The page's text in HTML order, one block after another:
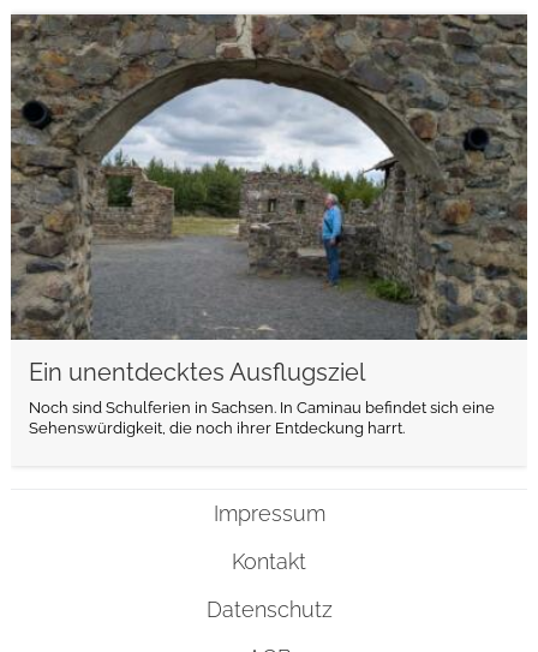
Ein unentdecktes Ausflugsziel
Noch sind Schulferien in Sachsen. In Caminau befindet sich eine
Sehenswürdigkeit, die noch ihrer Entdeckung harrt.
weiterlesen
Impressum
Kontakt
Datenschutz